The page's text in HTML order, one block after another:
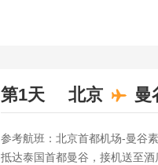
第1天 北京 曼
参考航班：北京首都机场-曼谷
抵达泰国首都曼谷，接机送至酒